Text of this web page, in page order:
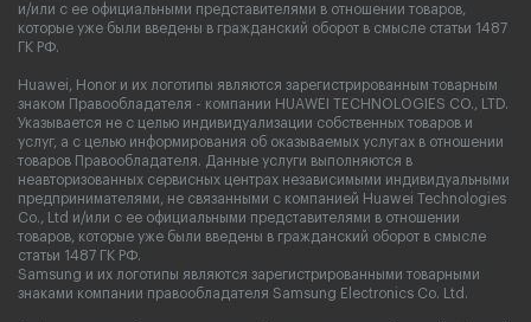
и/или с ее официальными представителями в отношении товаров,
которые уже были введены в гражданский оборот в смысле статьи 1487
ГК РФ.
Huawei, Honor и их логотипы являются зарегистрированным товарным
знаком Правообладателя - компании HUAWEI TECHNOLOGIES CO., LTD.
Указывается не с целью индивидуализации собственных товаров и
услуг, а с целью информирования об оказываемых услугах в отношении
товаров Правообладателя. Данные услуги выполняются в
неавторизованных сервисных центрах независимыми индивидуальными
предпринимателями, не связанными с компанией Huawei Technologies
Co., Ltd и/или с ее официальными представителями в отношении
товаров, которые уже были введены в гражданский оборот в смысле
статьи 1487 ГК РФ.
Samsung и их логотипы являются зарегистрированными товарными
знаками компании правообладателя Samsung Electronics Co. Ltd.